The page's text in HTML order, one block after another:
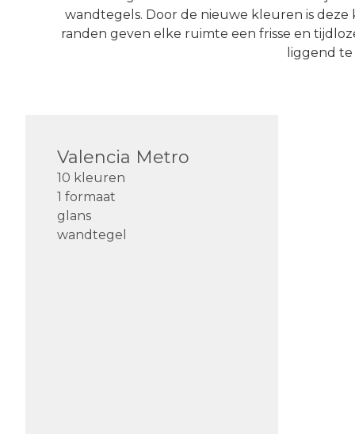
wandtegels. Door de nieuwe kleuren is
randen geven elke ruimte een frisse en
liggend
Valencia Metro
10 kleuren
1 formaat
glans
wandtegel